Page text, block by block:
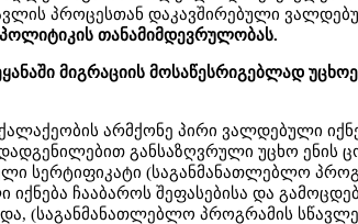
პროცესთან დაკავშირებული
პოლიტიკის თანამიმდევრულობას.
მიგრაციის მოსაწესრიგებლად
არმქონე პირი ვალდებული
განსაზღვრული უცხო ენის
სერტიფიკატი (საგანმანათლებლო
იქნება ჩააბაროს შეფასებისა და
(საგანმანათლებლო პროგრამის